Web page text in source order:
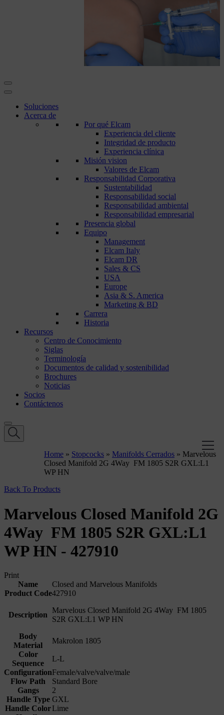
Soluciones
Acerca de
Por qué Elcam
Experiencia del cliente
Integridad de producto
Experiencia clínica
Misión vision
Valores de Elcam
Responsabilidad Corporativa
Sustentabilidad
Responsabilidad social
Responsabilidad ambiental
Responsabilidad empresarial
Presencia global
Equipo
Management
Elcam Italy
Elcam DR
Sales & CS
USA
Europe
Asia & S. America
Marketing & BD
Carrera
Historia
Recursos
Centro de Conocimiento
Siglas
Terminología
Documentos de calidad y sostenibilidad
Brochures
Noticias
Socios
Contáctenos
Home » Stopcocks » Manifolds Cerrados » Marvelous
Closed Manifold 2G 4Way FM 1805 S2R GXL:L1
WP HN
Back To Products
Marvelous Closed Manifold 2G
4Way FM 1805 S2R GXL:L1
WP HN - 427910
Print
Name
Closed and Marvelous Manifolds
Product Code427910
Description
Marvelous Closed Manifold 2G 4Way FM 1805
S2R GXL:L1 WP HN
Body
Material
Makrolon 1805
Color
Sequence
L-L
ConfigurationFemale/valve/valve/male
Flow Path
Standard Bore
Gangs
2
Handle Type GXL
Handle ColorLime